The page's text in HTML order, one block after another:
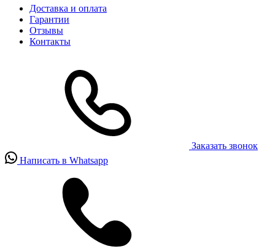
Доставка и оплата
Гарантии
Отзывы
Контакты
Заказать звонок
Написать в Whatsapp